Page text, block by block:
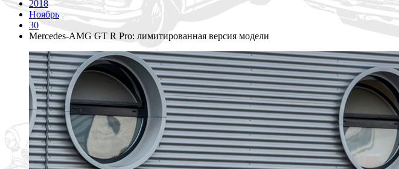
2018
Ноябрь
30
Mercedes-AMG GT R Pro: лимитированная версия модели